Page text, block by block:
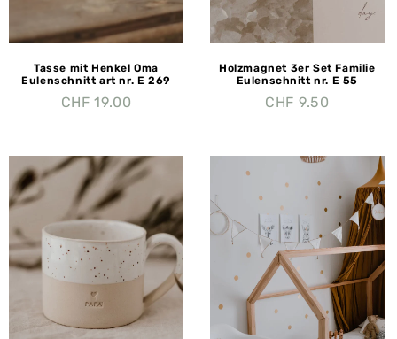
Tasse mit Henkel Oma
Eulenschnitt art nr. E 269
CHF 19.00
Holzmagnet 3er Set Familie
Eulenschnitt nr. E 55
CHF 9.50